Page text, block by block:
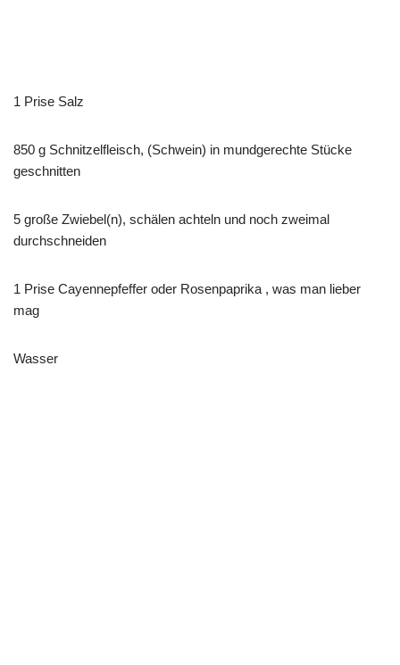
1 Prise Salz
850 g Schnitzelfleisch, (Schwein) in mundgerechte Stücke
geschnitten
5 große Zwiebel(n), schälen achteln und noch zweimal
durchschneiden
1 Prise Cayennepfeffer oder Rosenpaprika , was man lieber
mag
Wasser